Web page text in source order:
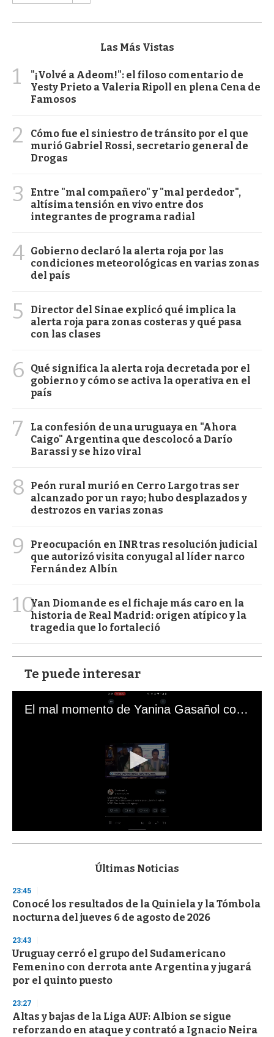
Las Más Vistas
1
"¡Volvé a Adeom!": el filoso comentario de
Yesty Prieto a Valeria Ripoll en plena Cena de
Famosos
2
Cómo fue el siniestro de tránsito por el que
murió Gabriel Rossi, secretario general de
Drogas
3
Entre "mal compañero" y "mal perdedor",
altísima tensión en vivo entre dos
integrantes de programa radial
4 Gobierno declaró la alerta roja por las
condiciones meteorológicas en varias zonas
del país
5
Director del Sinae explicó qué implica la
alerta roja para zonas costeras y qué pasa
con las clases
6
Qué significa la alerta roja decretada por el
gobierno y cómo se activa la operativa en el
país
7
La confesión de una uruguaya en "Ahora
Caigo" Argentina que descolocó a Darío
Barassi y se hizo viral
8
Peón rural murió en Cerro Largo tras ser
alcanzado por un rayo; hubo desplazados y
destrozos en varias zonas
9
Preocupación en INR tras resolución judicial
que autorizó visita conyugal al líder narco
Fernández Albín
10Yan Diomande es el fichaje más caro en la
historia de Real Madrid: origen atípico y la
tragedia que lo fortaleció
Te puede interesar
El mal momento de Yanina Gasañol con un hincha argentino en "Subrayado"
s
d
s
o
f
3
s
e
c
o
d
s
Últimas Noticias
23:45
Conocé los resultados de la Quiniela y la Tómbola
nocturna del jueves 6 de agosto de 2026
23:43
Uruguay cerró el grupo del Sudamericano
Femenino con derrota ante Argentina y jugará
por el quinto puesto
23:27
Altas y bajas de la Liga AUF: Albion se sigue
reforzando en ataque y contrató a Ignacio Neira